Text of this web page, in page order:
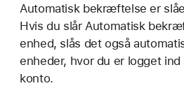
Automatisk bekræftelse er
Hvis du slår Automatisk
enhed, slås det også
enheder, hvor du er logget
konto.